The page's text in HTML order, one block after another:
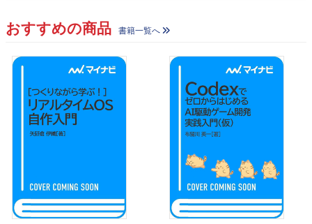
おすすめの商品 書籍一覧へ